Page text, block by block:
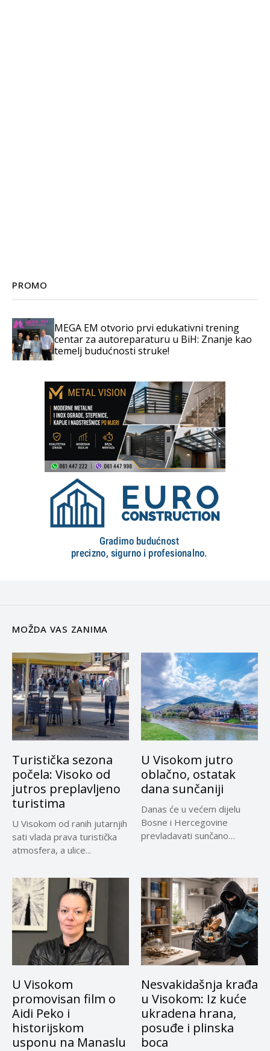
PROMO
MEGA EM otvorio prvi edukativni trening
centar za autoreparaturu u BiH: Znanje kao
temelj budućnosti struke!
MOŽDA VAS ZANIMA
Turistička sezona
počela: Visoko od
jutros preplavljeno
turistima
U Visokom od ranih jutarnjih
sati vlada prava turistička
atmosfera, a ulice...
U Visokom jutro
oblačno, ostatak
dana sunčaniji
Danas će u većem dijelu
Bosne i Hercegovine
prevladavati sunčano
U Visokom
promovisan film o
Aidi Peko i
historijskom
usponu na Manaslu
Nesvakidašnja krađa
u Visokom: Iz kuće
ukradena hrana,
posuđe i plinska
boca